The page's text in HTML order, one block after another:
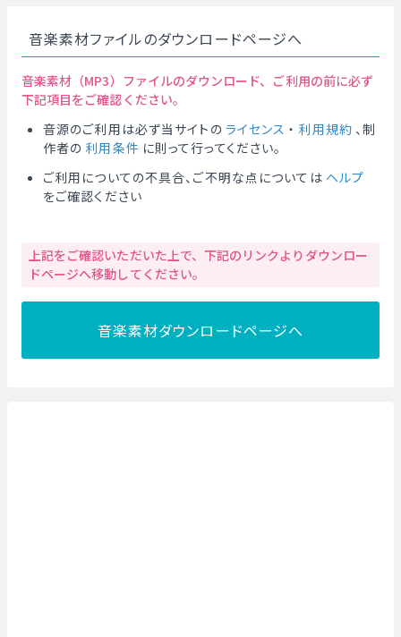
音楽素材ファイルのダウンロードページへ
音楽素材（MP3）ファイルのダウンロード、ご利用の前に必ず
下記項目をご確認ください。
音源のご利用は必ず当サイトの ライセンス ・ 利用規約 、制
作者の 利用条件 に則って行ってください。
ご利用についての不具合、ご不明な点については ヘルプ
をご確認ください
上記をご確認いただいた上で、下記のリンクよりダウンロー
ドページへ移動してください。
音楽素材ダウンロードページへ